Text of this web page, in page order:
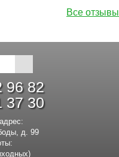
Все отзывы
96 82
37 30
д. 99